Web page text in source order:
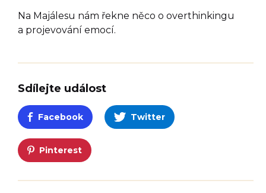
Na Majálesu nám řekne něco o overthinkingu
a projevování emocí.
Sdílejte událost
Facebook Twitter
Pinterest